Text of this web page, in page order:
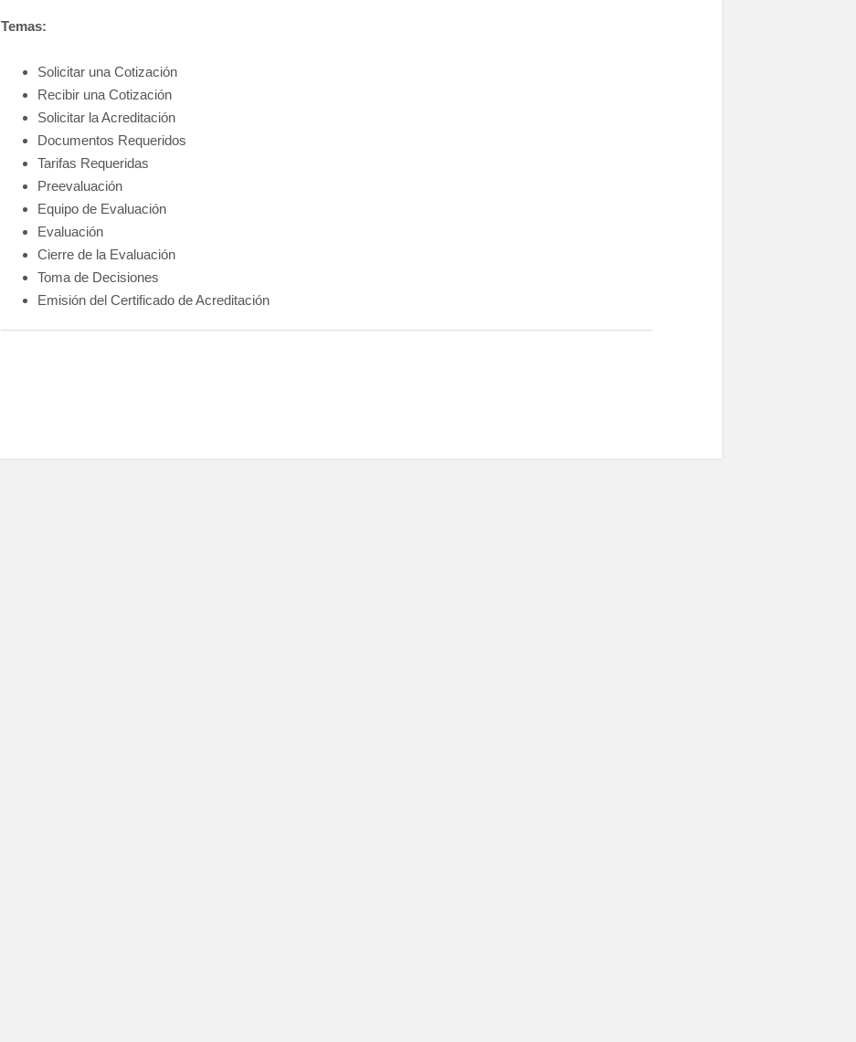
Temas:
Solicitar una Cotización
Recibir una Cotización
Solicitar la Acreditación
Documentos Requeridos
Tarifas Requeridas
Preevaluación
Equipo de Evaluación
Evaluación
Cierre de la Evaluación
Toma de Decisiones
Emisión del Certificado de Acreditación